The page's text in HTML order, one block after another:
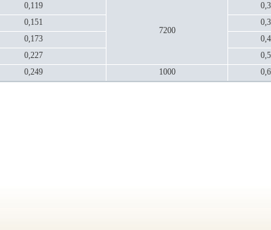
0,119
7200
0,151
0,173
0,227
0,249 1000